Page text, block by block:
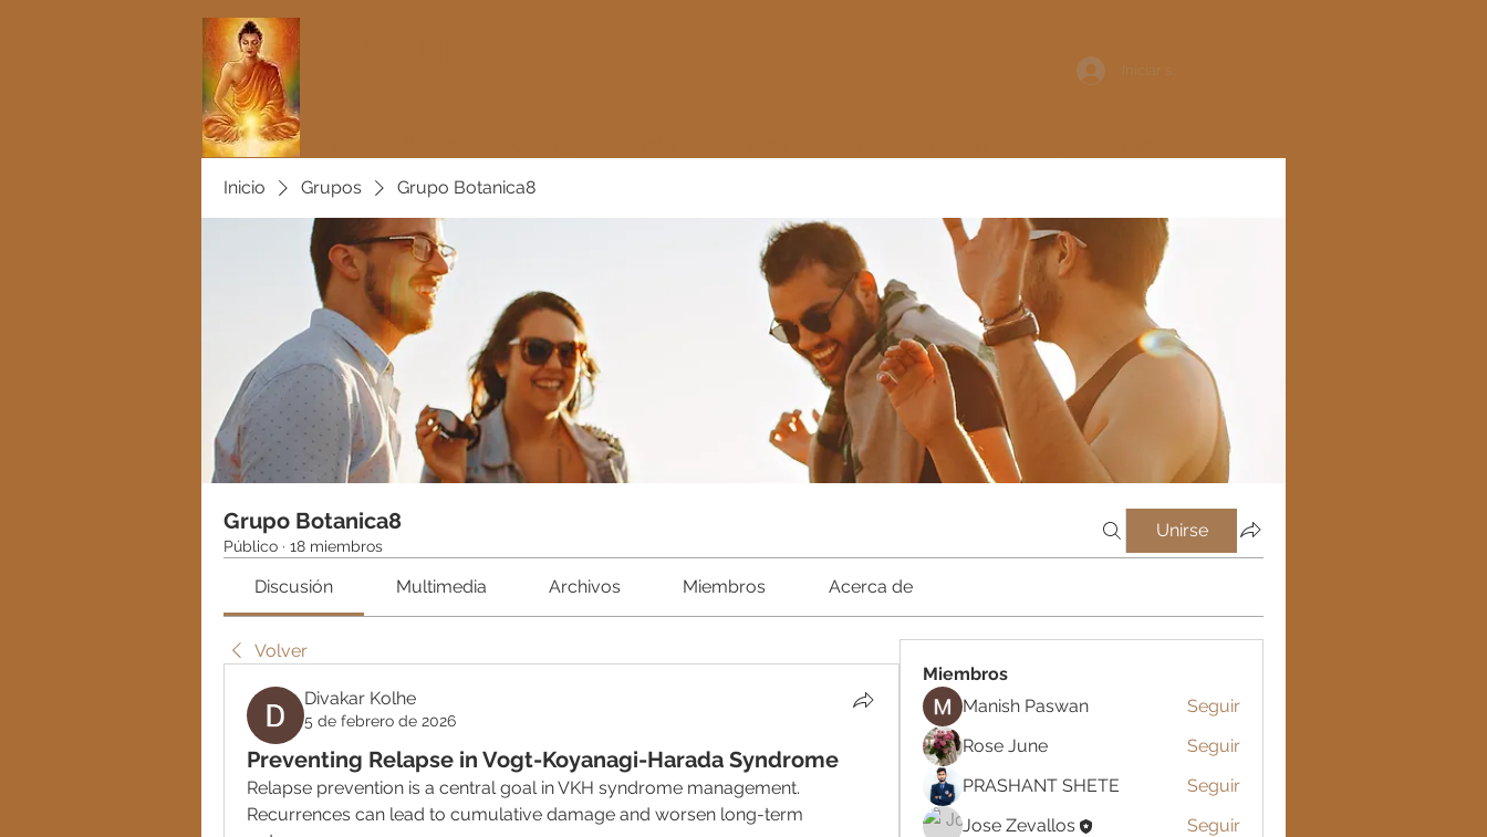
Iniciar sesión
Inicio Grupos Grupo Botanica8
Grupo Botanica8
Público · 18 miembros
Unirse
Discusión Multimedia Archivos Miembros Acerca de
Volver
Divakar Kolhe
5 de febrero de 2026
Preventing Relapse in Vogt-Koyanagi-Harada Syndrome
Relapse prevention is a central goal in VKH syndrome management.
Recurrences can lead to cumulative damage and worsen long-term
Miembros
Manish Paswan
Seguir
Rose June
Seguir
PRASHANT SHETE
Seguir
Jose Zevallos
Seguir